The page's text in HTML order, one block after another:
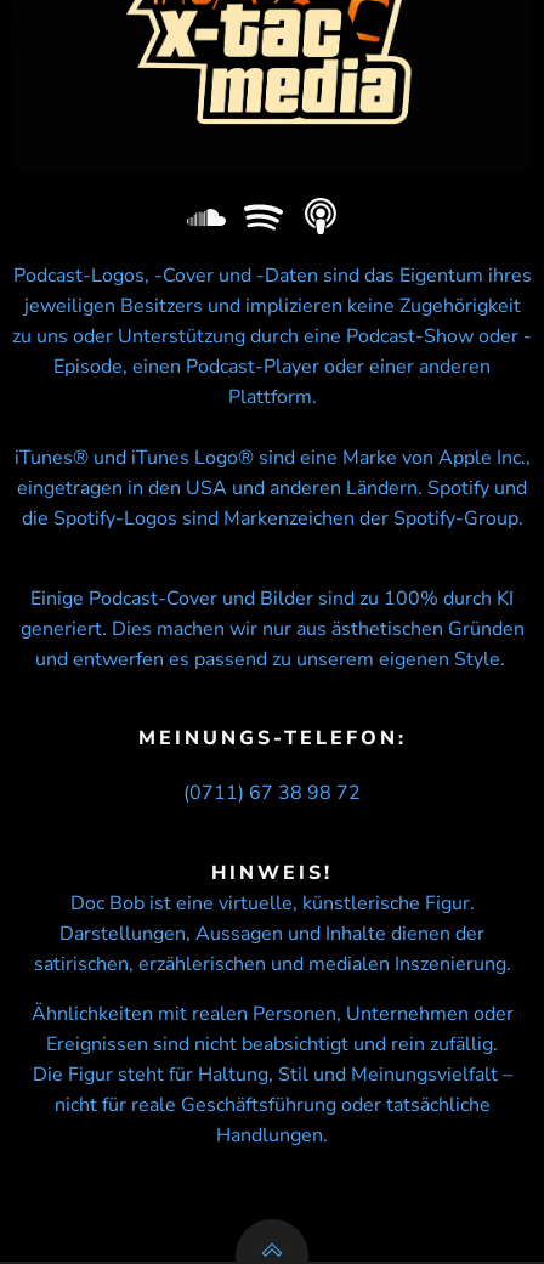
Podcast-Logos, -Cover und -Daten sind das Eigentum ihres
jeweiligen Besitzers und implizieren keine Zugehörigkeit
zu uns oder Unterstützung durch eine Podcast-Show oder -
Episode, einen Podcast-Player oder einer anderen
Plattform.
iTunes® und iTunes Logo® sind eine Marke von Apple Inc.,
eingetragen in den USA und anderen Ländern. Spotify und
die Spotify-Logos sind Markenzeichen der Spotify-Group.
Einige Podcast-Cover und Bilder sind zu 100% durch KI
generiert. Dies machen wir nur aus ästhetischen Gründen
und entwerfen es passend zu unserem eigenen Style.
MEINUNGS-TELEFON:
(0711) 67 38 98 72
HINWEIS!
Doc Bob ist eine virtuelle, künstlerische Figur.
Darstellungen, Aussagen und Inhalte dienen der
satirischen, erzählerischen und medialen Inszenierung.
Ähnlichkeiten mit realen Personen, Unternehmen oder
Ereignissen sind nicht beabsichtigt und rein zufällig.
Die Figur steht für Haltung, Stil und Meinungsvielfalt –
nicht für reale Geschäftsführung oder tatsächliche
Handlungen.